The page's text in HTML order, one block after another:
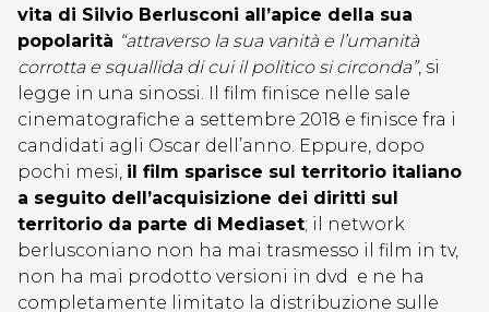
vita di Silvio Berlusconi all’apice della sua
popolarità “attraverso la sua vanità e l’umanità
corrotta e squallida di cui il politico si circonda”, si
legge in una sinossi. Il film finisce nelle sale
cinematografiche a settembre 2018 e finisce fra i
candidati agli Oscar dell’anno. Eppure, dopo
pochi mesi, il film sparisce sul territorio italiano
a seguito dell’acquisizione dei diritti sul
territorio da parte di Mediaset; il network
berlusconiano non ha mai trasmesso il film in tv,
non ha mai prodotto versioni in dvd e ne ha
completamente limitato la distribuzione sulle